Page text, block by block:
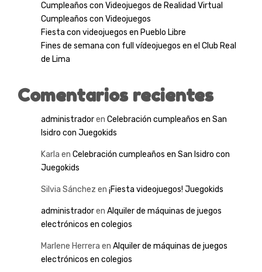
Cumpleaños con Videojuegos de Realidad Virtual
Cumpleaños con Videojuegos
Fiesta con videojuegos en Pueblo Libre
Fines de semana con full vídeojuegos en el Club Real
de Lima
Comentarios recientes
administradoren Celebración cumpleaños en San
Isidro con Juegokids
Karla en Celebración cumpleaños en San Isidro con
Juegokids
Silvia Sánchez en ¡Fiesta videojuegos! Juegokids
administradoren Alquiler de máquinas de juegos
electrónicos en colegios
Marlene Herrera en Alquiler de máquinas de juegos
electrónicos en colegios